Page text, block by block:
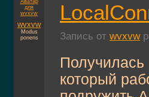
wvxvw
Modus
ponens
Запись от wvxvw
который